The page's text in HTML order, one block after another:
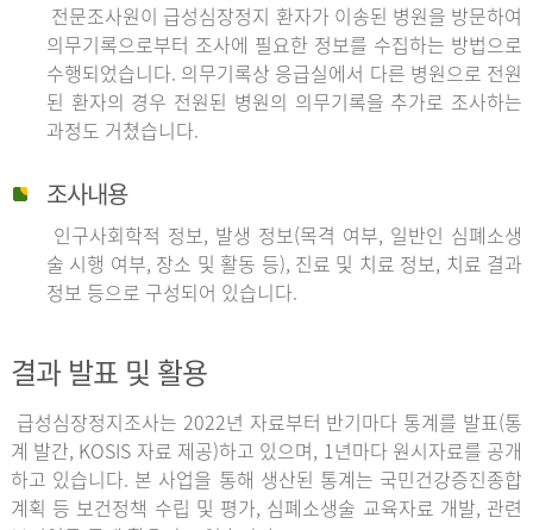
전문조사원이 급성심장정지 환자가 이송된 병원을 방문하여
의무기록으로부터 조사에 필요한 정보를 수집하는 방법으로
수행되었습니다. 의무기록상 응급실에서 다른 병원으로 전원
된 환자의 경우 전원된 병원의 의무기록을 추가로 조사하는
과정도 거쳤습니다.
조사내용
인구사회학적 정보, 발생 정보(목격 여부, 일반인 심폐소생
술 시행 여부, 장소 및 활동 등), 진료 및 치료 정보, 치료 결과
정보 등으로 구성되어 있습니다.
결과 발표 및 활용
급성심장정지조사는 2022년 자료부터 반기마다 통계를 발표(통
계 발간, KOSIS 자료 제공)하고 있으며, 1년마다 원시자료를 공개
하고 있습니다. 본 사업을 통해 생산된 통계는 국민건강증진종합
계획 등 보건정책 수립 및 평가, 심폐소생술 교육자료 개발, 관련